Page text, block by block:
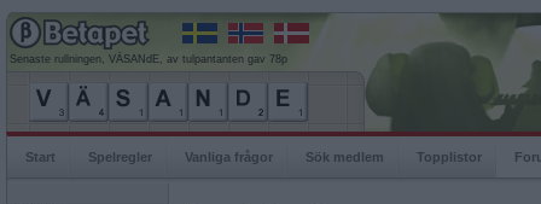
Senaste rullningen, VÄSANdE, av tulpantanten gav 78p
Start Spelregler Vanliga frågor Sök medlem Topplistor